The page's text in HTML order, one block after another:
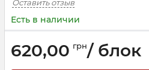
Оставить отзыв
Есть в наличии
620,00 грн/ блок